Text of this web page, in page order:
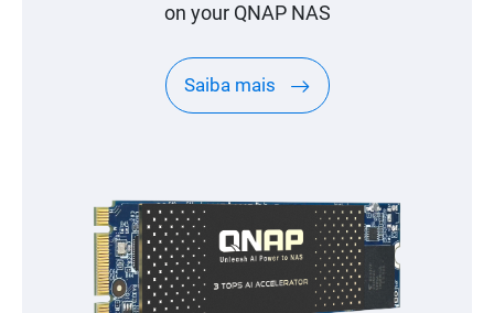
on your QNAP NAS
Saiba mais